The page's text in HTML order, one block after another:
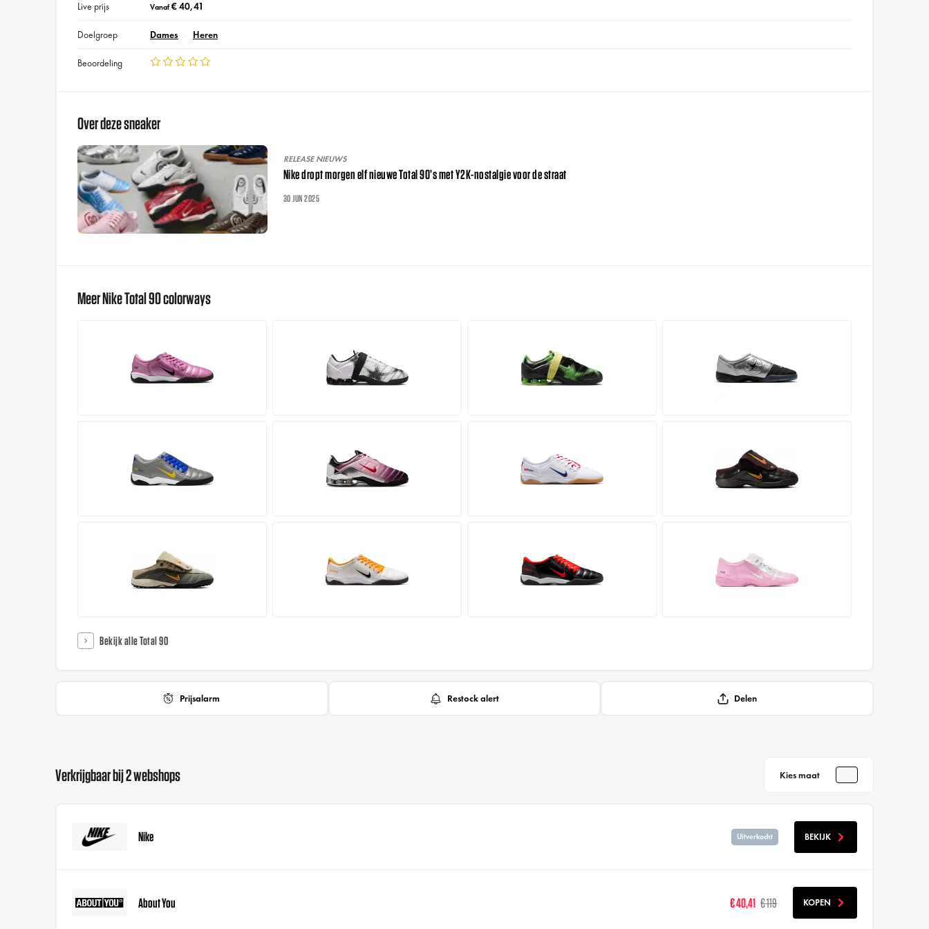
Live prijs Vanaf€ 40,41
Doelgroep Dames Heren
Beoordeling
Over deze sneaker
RELEASE NIEUWS
Nike dropt morgen elf nieuwe Total 90’s met Y2K-nostalgie voor de straat
30 JUN 2025
Meer Nike Total 90 colorways
Bekijk alle Total 90
Prijsalarm Restock alert Delen
Verkrijgbaar bij 2 webshops Kies maat
Nike Uitverkocht BEKIJK
About You € 40,41 € 119 KOPEN